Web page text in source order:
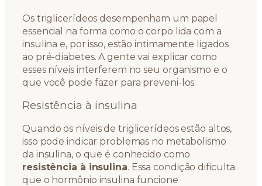
Os triglicerídeos desempenham um papel
essencial na forma como o corpo lida com a
insulina e, por isso, estão intimamente ligados
ao pré-diabetes. A gente vai explicar como
esses níveis interferem no seu organismo e o
que você pode fazer para preveni-los.
Resistência à insulina
Quando os níveis de triglicerídeos estão altos,
isso pode indicar problemas no metabolismo
da insulina, o que é conhecido como
resistência à insulina. Essa condição dificulta
que o hormônio insulina funcione